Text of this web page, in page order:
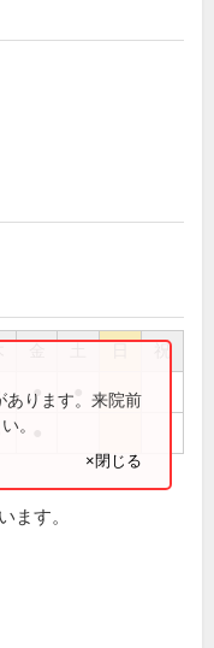
祝
●
あります。来院前
。
×閉じる
ます。